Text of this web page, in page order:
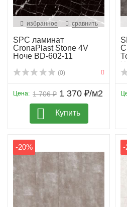
избранное сравнить
SPC ламинат
CronaPlast Stone 4V
Ноче BD-602-11
(0)
1 706 ₽
Цена: 1 370 ₽/м2
Купить
X
-20% -